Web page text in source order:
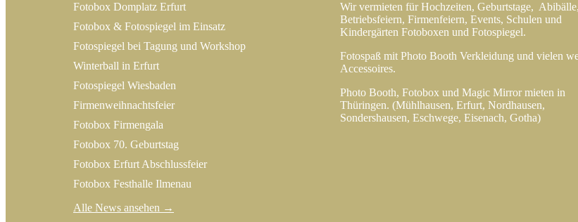
Fotobox Domplatz Erfurt
Fotobox & Fotospiegel im Einsatz
Fotospiegel bei Tagung und Workshop
Winterball in Erfurt
Fotospiegel Wiesbaden
Firmenweihnachtsfeier
Fotobox Firmengala
Fotobox 70. Geburtstag
Fotobox Erfurt Abschlussfeier
Fotobox Festhalle Ilmenau
Alle News ansehen →
Wir vermieten für Hochzeiten, Geburtstage, Abibälle,
Betriebsfeiern, Firmenfeiern, Events, Schulen und
Kindergärten Fotoboxen und Fotospiegel.
Fotospaß mit Photo Booth Verkleidung und vielen
Accessoires.
Photo Booth, Fotobox und Magic Mirror mieten in
Thüringen. (Mühlhausen, Erfurt, Nordhausen,
Sondershausen, Eschwege, Eisenach, Gotha)